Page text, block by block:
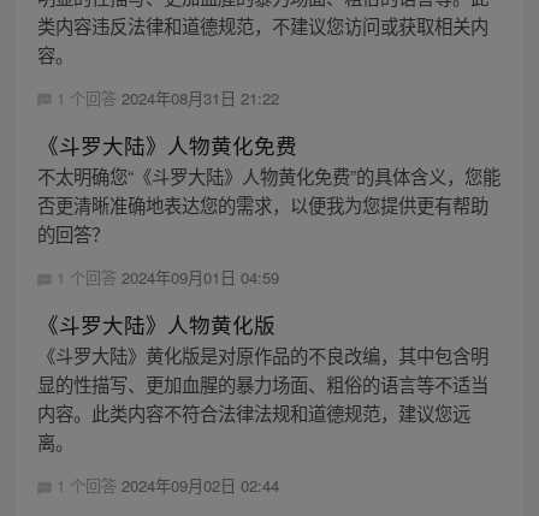
类内容违反法律和道德规范，不建议您访问或获取相关内
容。
1 个回答 2024年08月31日 21:22
《斗罗大陆》人物黄化免费
不太明确您“《斗罗大陆》人物黄化免费”的具体含义，您能
否更清晰准确地表达您的需求，以便我为您提供更有帮助
的回答？
1 个回答 2024年09月01日 04:59
《斗罗大陆》人物黄化版
《斗罗大陆》黄化版是对原作品的不良改编，其中包含明
显的性描写、更加血腥的暴力场面、粗俗的语言等不适当
内容。此类内容不符合法律法规和道德规范，建议您远
离。
1 个回答 2024年09月02日 02:44